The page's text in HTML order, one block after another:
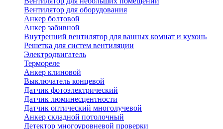
Вентилятор для оборудования
Анкер болтовой
Анкер забивной
Внутренний вентилятор для ванных комнат и кухонь
Решетка для систем вентиляции
Электродвигатель
Термореле
Анкер клиновой
Выключатель концевой
Датчик фотоэлектрический
Датчик люминесцентности
Датчик оптический многолучевой
Анкер складной потолочный
Детектор многоуровневой проверки